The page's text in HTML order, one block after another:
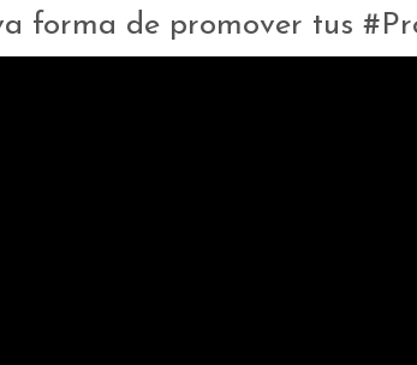
forma de promover tus